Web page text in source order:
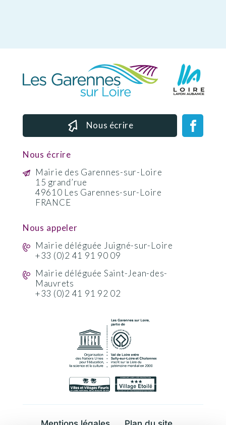
Nous écrire
Nous écrire
Mairie des Garennes-sur-Loire
15 grand’rue
49610 Les Garennes-sur-Loire
FRANCE
Nous appeler
Mairie déléguée Juigné-sur-Loire
+33 (0)2 41 91 90 09
Mairie déléguée Saint-Jean-des-
Mauvrets
+33 (0)2 41 91 92 02